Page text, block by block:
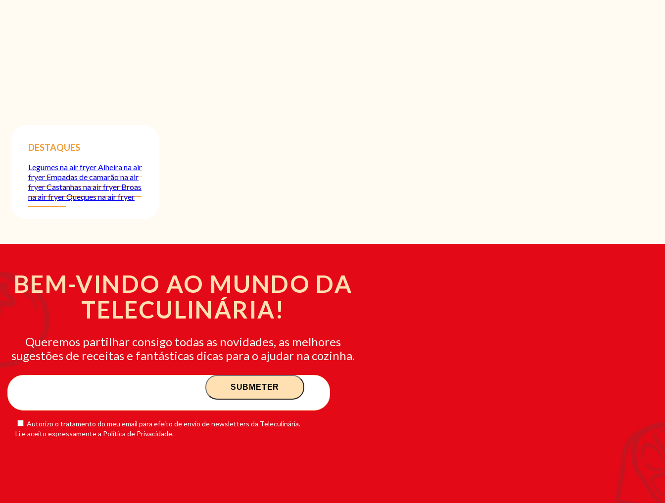
DESTAQUES
Legumes na air fryerAlheira na air
fryerEmpadas de camarão na air
fryerCastanhas na air fryerBroas
na air fryerQueques na air fryer
BEM-VINDO AO MUNDO DA
TELECULINÁRIA!
Queremos partilhar consigo todas as novidades, as melhores
sugestões de receitas e fantásticas dicas para o ajudar na cozinha.
Autorizo o tratamento do meu email para efeito de envio de newsletters da Teleculinária.
Li e aceito expressamente a Política de Privacidade.